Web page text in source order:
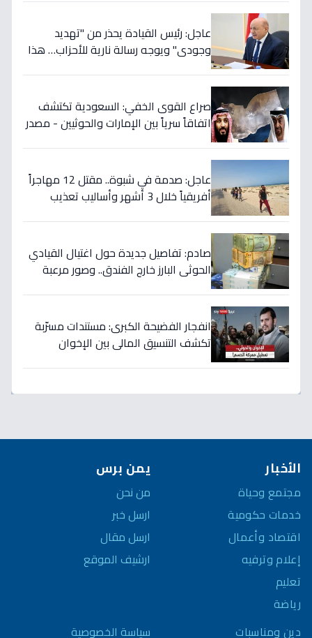
عاجل: رئيس القيادة يحذر من "تهديد
وجودي" ويوجه رسالة نارية للأحزاب… هذا
صراع القوى الخفي: السعودية تكتشف
اتفاقاً سرياً بين الإمارات والحوثيين - مصدر
عاجل: صدمة في شبوة.. مقتل 12 مهاجراً
أفريقياً خلال 3 أشهر وأساليب تعذيب
صادم: تفاصيل جديدة حول اغتيال القيادي
الحوثي البارز خارج الفندق.. وصور مرعبة
انفجار الفضيحة الكبرى: مستندات مسرّبة
تكشف التنسيق المالي بين الإخوان
الأخبار
مجتمع وحياة
خدمات حكومية
اقتصاد وأعمال
إعلام وترفيه
تعليم
رياضة
دين ومناسبات
يمن برس
من نحن
ارسل خبر
ارسل مقال
ارشيف الموقع
سياسة الخصوصية